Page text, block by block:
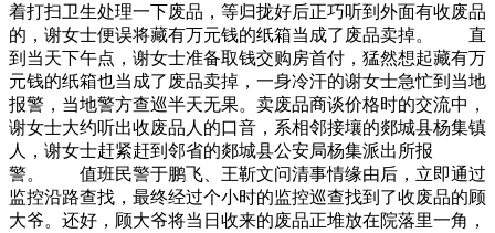
着打扫卫生处理一下废品，等归拢好后正巧听到外面有收废品
的，谢女士便误将藏有万元钱的纸箱当成了废品卖掉。 直
到当天下午点，谢女士准备取钱交购房首付，猛然想起藏有万
元钱的纸箱也当成了废品卖掉，一身冷汗的谢女士急忙到当地
报警，当地警方查巡半天无果。卖废品商谈价格时的交流中，
谢女士大约听出收废品人的口音，系相邻接壤的郯城县杨集镇
人，谢女士赶紧赶到邻省的郯城县公安局杨集派出所报
警。 值班民警于鹏飞、王靳文问清事情缘由后，立即通过
监控沿路查找，最终经过个小时的监控巡查找到了收废品的顾
大爷。还好，顾大爷将当日收来的废品正堆放在院落里一角，